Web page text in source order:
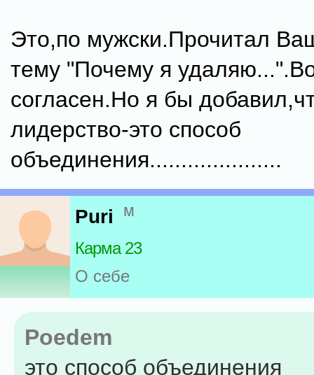
Это,по мужски.Прочитал
тему "Почему я
согласен.Но я бы
лидерство-это способ
объединения.....................
Puri м
Карма 23
О себе
Poedem
это способ объединения